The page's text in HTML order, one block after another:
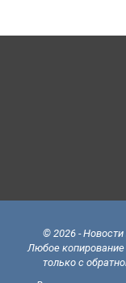
© 2026 -
Любое копирование
только с